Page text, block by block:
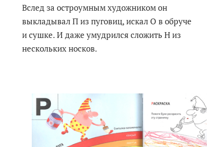
Вслед за остроумным художником он
выкладывал П из пуговиц, искал О в обруче
и сушке. И даже умудрился сложить Н из
нескольких носков.